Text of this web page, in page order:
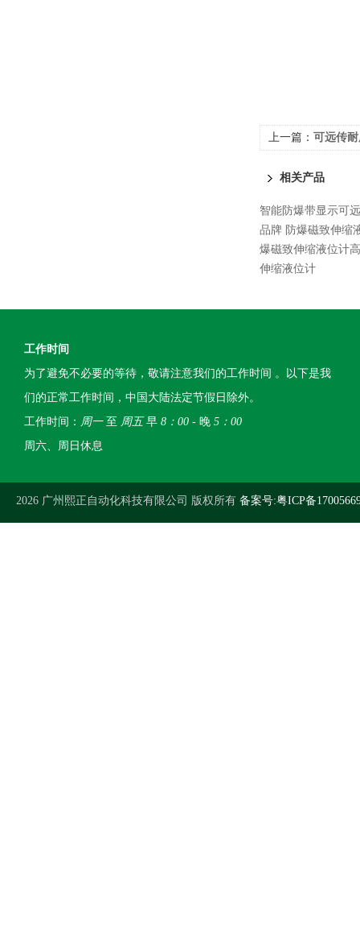
上一篇： 可远传
相关产品
智能防爆带显示可
品牌 防爆磁致伸缩
爆磁致伸缩液位计
伸缩液位计
工作时间
为了避免不必要的等待，敬请注意我们的工作时间 。以下是我
们的正常工作时间，中国大陆法定节假日除外。
工作时间： 周一至 周五早 8：00 - 晚 5：00
周六、周日休息
2026 广州熙正自动化科技有限公司 版权所有 备案号:粤ICP备